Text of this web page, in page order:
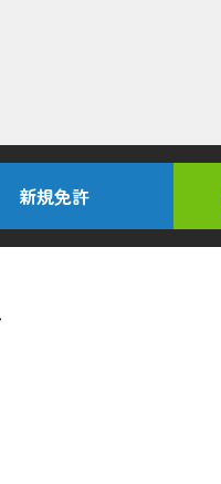
新規免許